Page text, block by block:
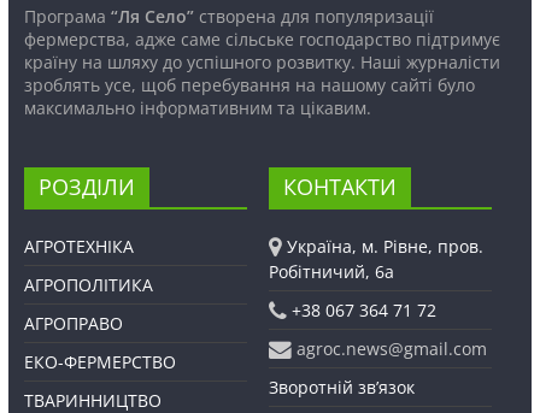
Програма “Ля Село”створена для популяризації
фермерства, адже саме сільське господарство підтримує
країну на шляху до успішного розвитку. Наші журналісти
зроблять усе, щоб перебування на нашому сайті було
максимально інформативним та цікавим.
РОЗДІЛИ
АГРОТЕХНІКА
АГРОПОЛІТИКА
АГРОПРАВО
ЕКО-ФЕРМЕРСТВО
ТВАРИННИЦТВО
КОНТАКТИ
Україна, м. Рівне, пров.
Робітничий, 6а
+38 067 364 71 72
agroc.news@gmail.com
Зворотній зв’язок